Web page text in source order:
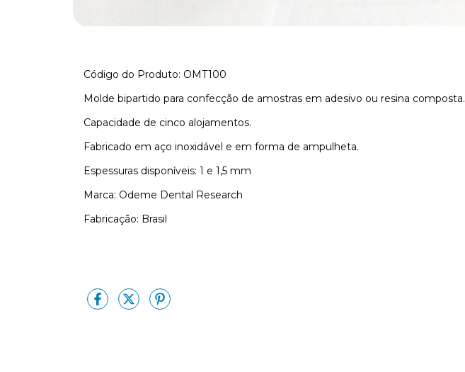
Código do Produto: OMT100
Molde bipartido para confecção de amostras em adesivo ou resina composta.
Capacidade de cinco alojamentos.
Fabricado em aço inoxidável e em forma de ampulheta.
Espessuras disponíveis: 1 e 1,5 mm
Marca: Odeme Dental Research
Fabricação: Brasil